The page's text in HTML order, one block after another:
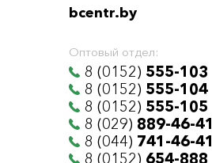
bcentr.by
Оптовый отдел:
8 (0152) 555-103
8 (0152) 555-104
8 (0152) 555-105
8 (029) 889-46-41
8 (044) 741-46-41
8 (0152) 654-888